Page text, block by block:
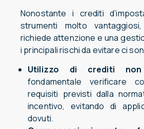
Nonostante i crediti
strumenti molto
richiede attenzione e una
i principali rischi da evitare ci
Utilizzo di crediti non
fondamentale verificare
requisiti previsti dalla
incentivo, evitando di
dovuti.